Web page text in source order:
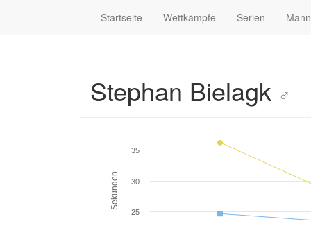
Startseite Wettkämpfe Serien
Stephan Bielagk ♂
Sekunden
25
30
35